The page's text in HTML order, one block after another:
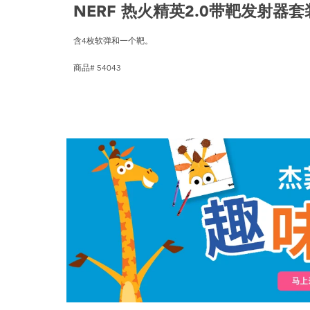
NERF 热火精英2.0带靶发射器套
含4枚软弹和一个靶。
商品# 54043